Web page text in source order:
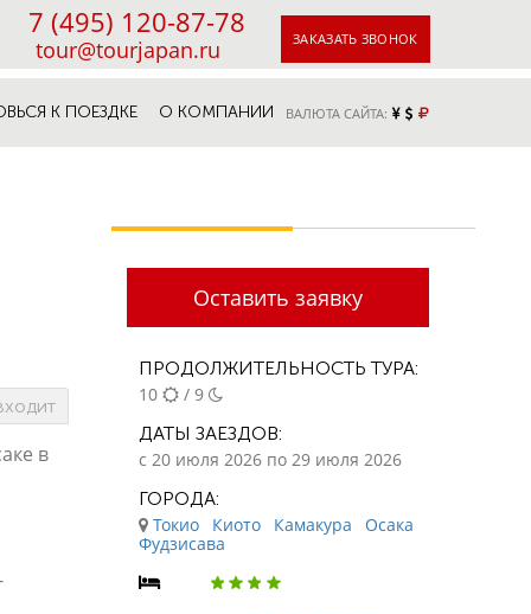
7 (495) 120-87-78
tour@tourjapan.ru ЗАКАЗАТЬ ЗВОНОК
К ПОЕЗДКЕ О КОМПАНИИ ВАЛЮТА САЙТА:
в
Оставить заявку
ПРОДОЛЖИТЕЛЬНОСТЬ ТУРА:
10
/ 9
ДАТЫ ЗАЕЗДОВ:
с 20 июля 2026 по 29 июля 2026
ГОРОДА:
Токио
Киото Камакура
Осака
Фудзисава